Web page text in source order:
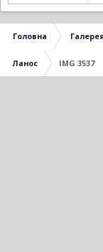
Головна Галерея
Ланос IMG 3537